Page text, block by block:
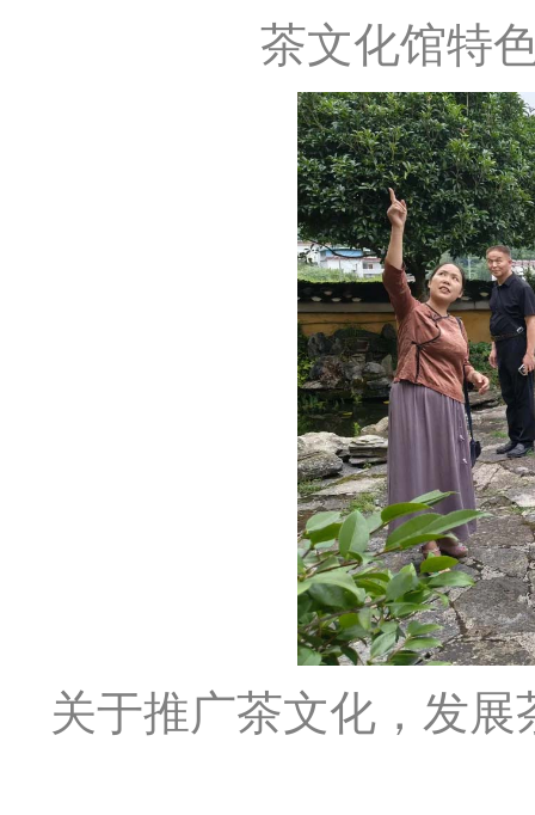
茶文化馆特
关于推广茶文化，发